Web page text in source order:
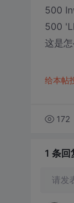
500
500
这是
给本帖
172
1 条回
请发